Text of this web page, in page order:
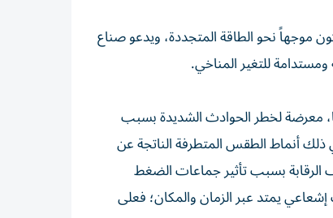
موجهاً نحو الطاقة المتجددة، ويدعو صناع
ومستدامة للتغير المناخي.
معرضة لخطر الحوادث الشديدة بسبب
أنماط الطقس المتطرفة الناتجة عن
الرقابة بسبب تأثير جماعات الضغط
يمتد عبر الزمان والمكان؛ فعلى